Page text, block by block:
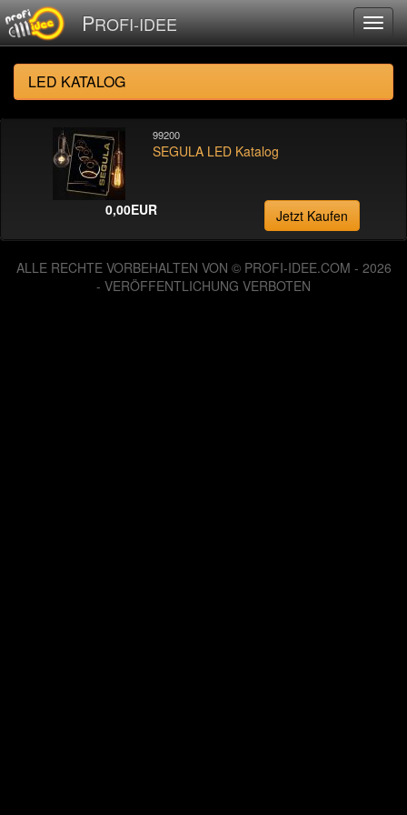
PROFI-IDEE
LED KATALOG
99200
SEGULA LED Katalog
0,00EUR Jetzt Kaufen
ALLE RECHTE VORBEHALTEN VON © PROFI-IDEE.COM - 2026
- VERÖFFENTLICHUNG VERBOTEN